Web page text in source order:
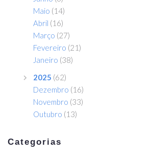
Maio (14)
Abril (16)
Março (27)
Fevereiro (21)
Janeiro (38)
2025 (62)
Dezembro (16)
Novembro (33)
Outubro (13)
Categorias